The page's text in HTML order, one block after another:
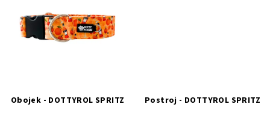
Obojek - DOTTYROL SPRITZ Postroj - DOTTYROL SPRITZ